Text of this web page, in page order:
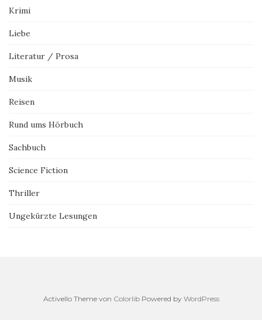
Krimi
Liebe
Literatur / Prosa
Musik
Reisen
Rund ums Hörbuch
Sachbuch
Science Fiction
Thriller
Ungekürzte Lesungen
Activello Theme von ColorlibPowered by WordPress